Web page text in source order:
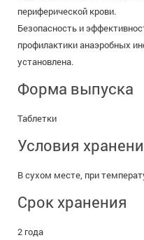
периферической крови.
Безопасность и
профилактики анаэробных
установлена.
Форма выпуска
Таблетки
Условия
В сухом месте, при
Срок хранения
2 года